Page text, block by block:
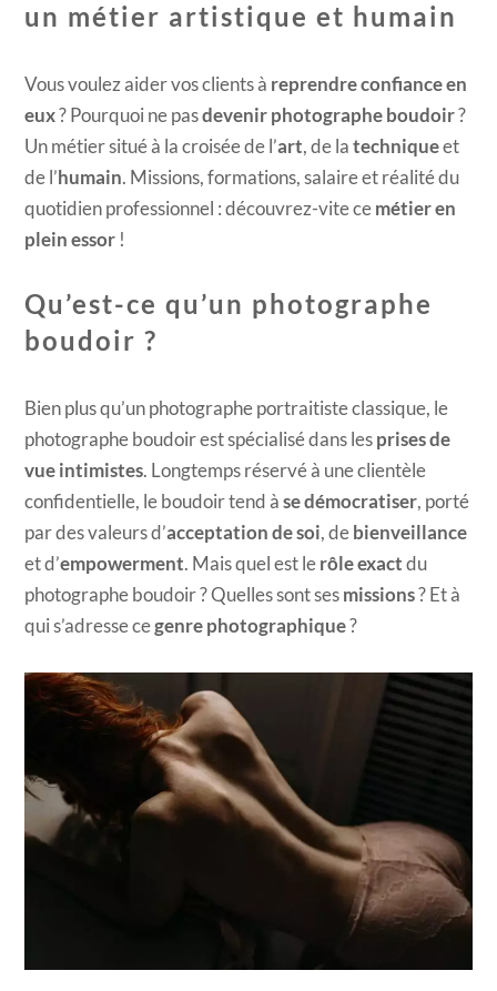
un métier artistique et humain
Vous voulez aider vos clients à reprendre confiance en
eux? Pourquoi ne pasdevenir photographe boudoir?
Un métier situé à la croisée de l’art, de latechniqueet
de l’humain. Missions, formations, salaire et réalité du
quotidien professionnel : découvrez-vite ce métier en
plein essor !
Qu’est-ce qu’un photographe
boudoir ?
Bien plus qu’un photographe portraitiste classique, le
photographe boudoir est spécialisé dans les prises de
vue intimistes. Longtemps réservé à une clientèle
confidentielle, le boudoir tend àse démocratiser, porté
par des valeurs d’acceptation de soi, de bienveillance
et d’empowerment. Mais quel est le rôle exact du
photographe boudoir ? Quelles sont ses missions? Et à
qui s’adresse cegenre photographique?